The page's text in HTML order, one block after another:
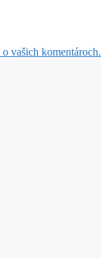
vašich komentároch.